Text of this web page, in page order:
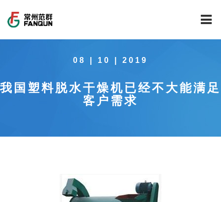
公司介绍
气流干燥系列
工程技术中心
08 | 10 | 2019
我国塑料脱水干燥机已经不大能满足
客户需求